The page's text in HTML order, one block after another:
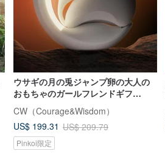
ウサギの月の兎ジャンプ卵の大人の
おもちゃのガールフレンドギフ
ト/CW
CW（Courage&Wisdom）
US$ 199.31 US$ 209.79
Pinkoi限定